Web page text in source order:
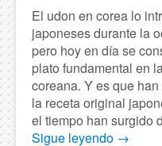
El udon en corea lo
japoneses durante la
pero hoy en día se
plato fundamental en
coreana. Y es que
la receta original
el tiempo han surgido
Sigue leyendo →